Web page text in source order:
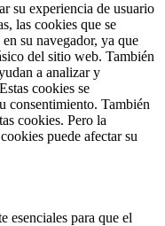
su experiencia de usuario
las cookies que se
su navegador, ya que
del sitio web. También
a analizar y
cookies se
consentimiento. También
cookies. Pero la
puede afectar su
esenciales para que el